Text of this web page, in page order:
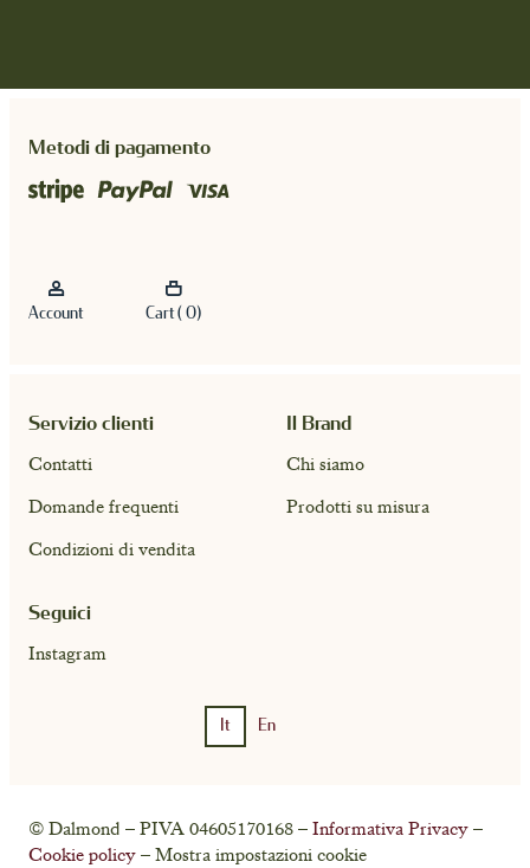
Account
Metodi di pagamento
Account Cart ( 0)
Servizio clienti
Contatti
Domande frequenti
Condizioni di vendita
Il Brand
Chi siamo
Prodotti su misura
Seguici
Instagram
It En
© Dalmond – PIVA 04605170168 – Informativa Privacy –
Cookie policy – Mostra impostazioni cookie